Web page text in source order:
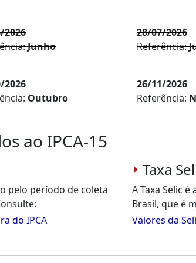
2026
Junho
28/07/2026
Referência:
2026
Outubro
26/11/2026
Referência:
ao IPCA-15
pelo período de coleta
do IPCA
Taxa
A Taxa Selic
Brasil, que é
Valores da